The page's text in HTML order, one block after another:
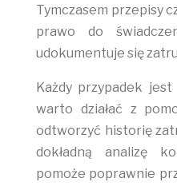
Tymczasem przepisy
prawo do
udokumentuje się
Każdy przypadek
warto działać z
odtworzyć historię
dokładną analizę
pomoże poprawnie